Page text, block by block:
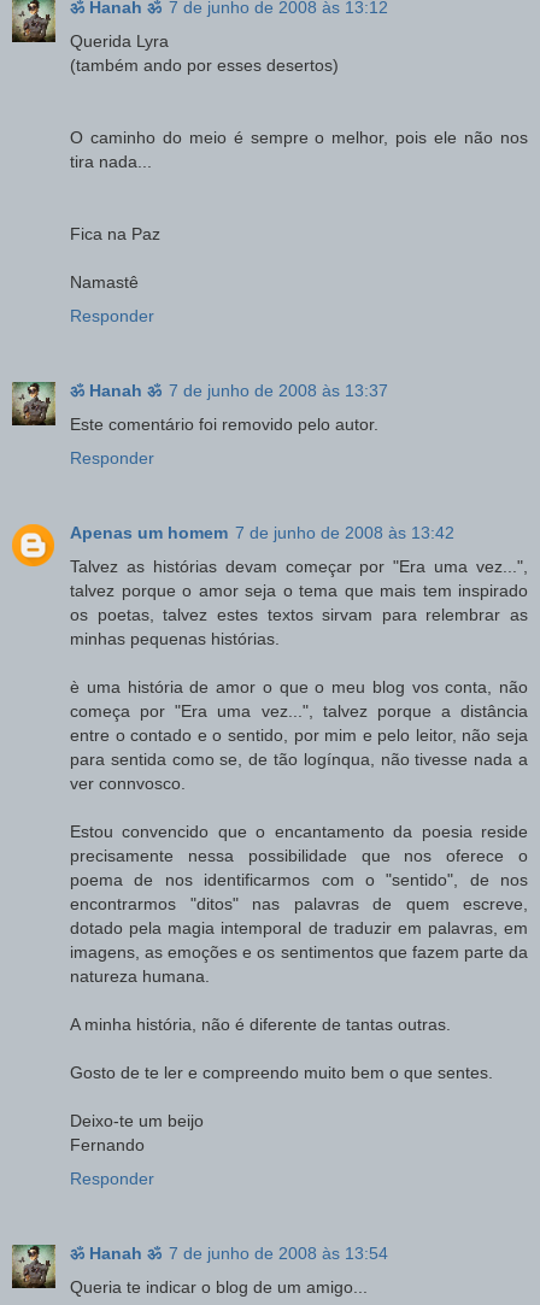
ॐ Hanah ॐ 7 de junho de 2008 às 13:12
Querida Lyra
(também ando por esses desertos)
O caminho do meio é sempre o melhor, pois ele não nos
tira nada...
Fica na Paz
Namastê
Responder
ॐ Hanah ॐ 7 de junho de 2008 às 13:37
Este comentário foi removido pelo autor.
Responder
Apenas um homem 7 de junho de 2008 às 13:42
Talvez as histórias devam começar por "Era uma vez...",
talvez porque o amor seja o tema que mais tem inspirado
os poetas, talvez estes textos sirvam para relembrar as
minhas pequenas histórias.
è uma história de amor o que o meu blog vos conta, não
começa por "Era uma vez...", talvez porque a distância
entre o contado e o sentido, por mim e pelo leitor, não seja
para sentida como se, de tão logínqua, não tivesse nada a
ver connvosco.
Estou convencido que o encantamento da poesia reside
precisamente nessa possibilidade que nos oferece o
poema de nos identificarmos com o "sentido", de nos
encontrarmos "ditos" nas palavras de quem escreve,
dotado pela magia intemporal de traduzir em palavras, em
imagens, as emoções e os sentimentos que fazem parte da
natureza humana.
A minha história, não é diferente de tantas outras.
Gosto de te ler e compreendo muito bem o que sentes.
Deixo-te um beijo
Fernando
Responder
ॐ Hanah ॐ 7 de junho de 2008 às 13:54
Queria te indicar o blog de um amigo...